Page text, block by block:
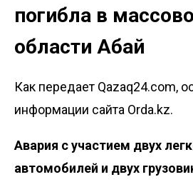
погибла в
области Абай
Как передает Qazaq24.com,
информации сайта Orda.kz.
Авария с участием двух
автомобилей и двух